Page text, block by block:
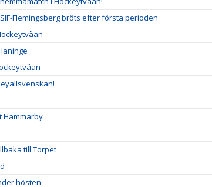
Flemingsberg bröts efter första perioden
Hammarby
till Torpet
hösten